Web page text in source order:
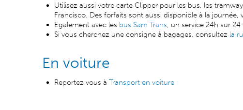
Utilisez aussi votre carte Clipper pour les bus, les
Francisco. Des forfaits sont aussi disponible à la journée,
Egalement avec les bus Sam Trans, un service 24h sur
Si vous cherchez une consigne à bagages, consultez la
En voiture
Reportez vous à Transport en voiture